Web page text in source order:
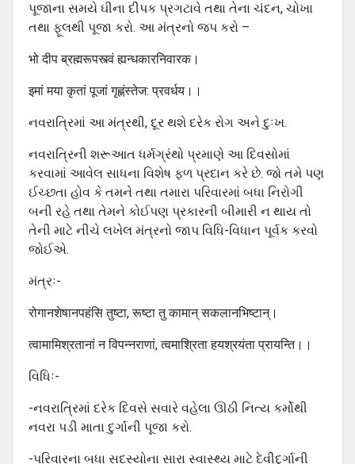
પૂજાના સમયે ઘીના દીપક પ્રગટાવે તથા તેના ચંદન, ચોખા
તથા ફૂલથી પૂજા કરો. આ મંત્રનો જપ કરો –
भो दीप ब्रह्मरूपस्त्वं ह्यन्धकारनिवारक।
इमां मया कृतां पूजां गृह्णंस्तेज: प्रवर्धय।।
નવરાત્રિમાં આ મંત્રથી, દૂર થશે દરેક રોગ અને દુઃખ.
નવરાત્રિની શરૂઆત ધર્મગ્રંથો પ્રમાણે આ દિવસોમાં
કરવામાં આવેલ સાધના વિશેષ ફળ પ્રદાન કરે છે. જો તમે પણ
ઈચ્છતા હોવ કે તમને તથા તમારા પરિવારમાં બધા નિરોગી
બની રહે તથા તેમને કોઈપણ પ્રકારની બીમારી ન થાય તો
તેની માટે નીચે લખેલ મંત્રનો જાપ વિધિ-વિધાન પૂર્વક કરવો
જોઈએ.
મંત્રઃ-
रोगानशेषानपहंसि तुष्टा, रूष्टा तु कामान् सकलानभिष्टान्।
त्वामामिश्रतानां न विपन्नराणां, त्वमाश्रिता हयश्रयंता प्रायन्ति।।
વિધિઃ-
-નવરાત્રિમાં દરેક દિવસે સવારે વહેલા ઊઠી નિત્ય કર્મોથી
નવરા પડી માતા દુર્ગાની પૂજા કરો.
-પરિવારના બધા સદસ્યોના સારા સ્વાસ્થ્ય માટે દેવીદુર્ગાની